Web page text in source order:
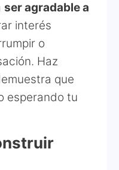
ser agradable a
interés
o
Haz
que
esperando tu